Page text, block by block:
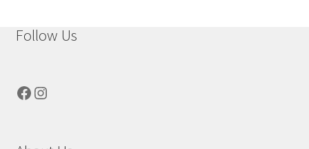
Follow Us
Facebook
Instagram